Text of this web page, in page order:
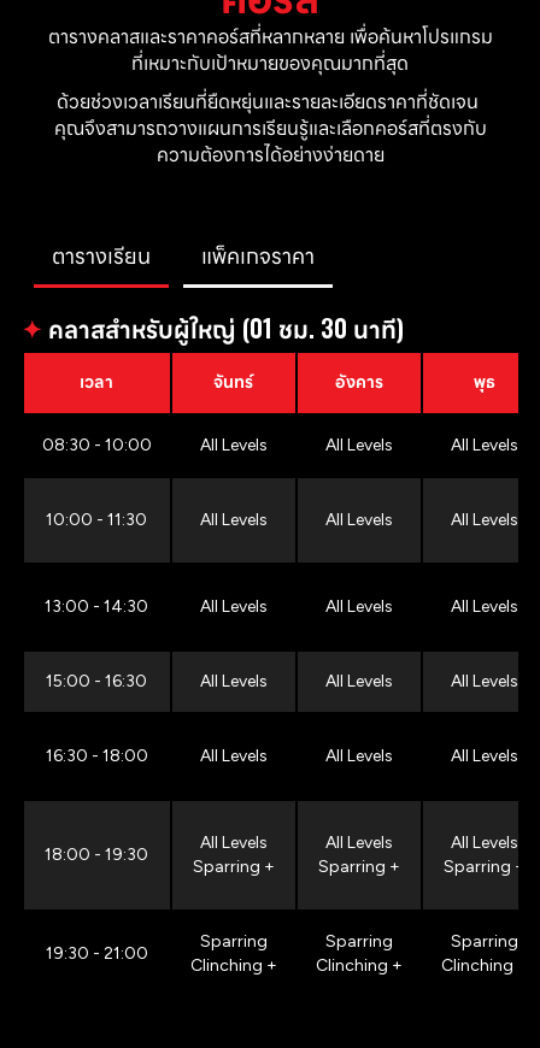
ตารางคลาสและราคาคอร์สที่หลากหลาย เพื่อค้นหาโปรแกรม
ที่เหมาะกับเป้าหมายของคุณมากที่สุด
ด้วยช่วงเวลาเรียนที่ยืดหยุ่นและรายละเอียดราคาที่ชัดเจน
คุณจึงสามารถวางแผนการเรียนรู้และเลือกคอร์สที่ตรงกับ
ความต้องการได้อย่างง่ายดาย
ตารางเรียน แพ็คเกจราคา
✦ คลาสสำหรับผู้ใหญ่ (01 ชม. 30 นาที)
เวลา จันทร์ อังคาร พุธ
08:30 - 10:00 All Levels All Levels All Levels
10:00 - 11:30 All Levels All Levels All Levels
13:00 - 14:30 All Levels All Levels All Levels
15:00 - 16:30 All Levels All Levels All Levels
16:30 - 18:00 All Levels All Levels All Levels
18:00 - 19:30
All Levels
Sparring +
All Levels
Sparring +
All Levels
Sparring +
19:30 - 21:00
Sparring
Clinching +
Sparring
Clinching +
Sparring
Clinching +